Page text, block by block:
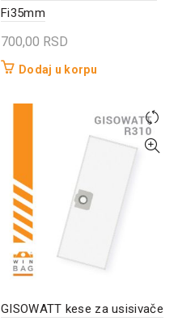
Fi35mm
700,00 RSD
Dodaj u korpu
GISOWATT kese za usisivače